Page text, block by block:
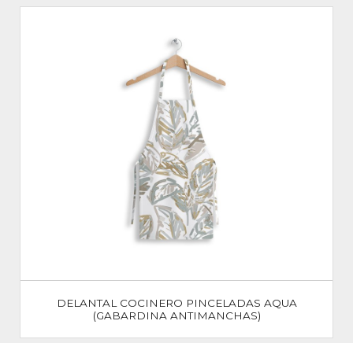
DELANTAL COCINERO PINCELADAS AQUA
(GABARDINA ANTIMANCHAS)